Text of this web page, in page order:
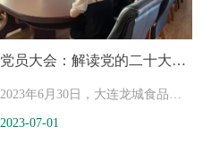
党员大会：解读党的二十大报
告
2023年6月30日，大连龙城食品集
团党总支在集团五楼会议室召开党
2023-07-01